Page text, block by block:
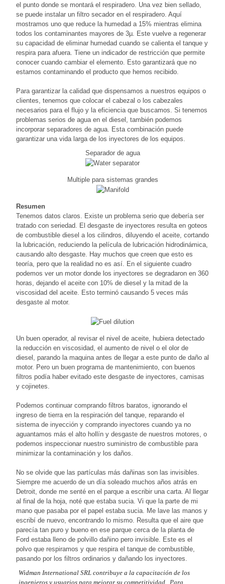
el punto donde se montará el respiradero. Una vez bien sellado,
se puede instalar un filtro secador en el respiradero. Aquí
mostramos uno que reduce la humedad a 15% mientras elimina
todos los contaminantes mayores de 3µ. Este vuelve a regenerar
su capacidad de eliminar humedad cuando se calienta el tanque y
respira para afuera. Tiene un indicador de restricción que permite
conocer cuando cambiar el elemento. Esto garantizará que no
estamos contaminando el producto que hemos recibido.
Para garantizar la calidad que dispensamos a nuestros equipos o
clientes, tenemos que colocar el cabezal o los cabezales
necesarios para el flujo y la eficiencia que buscamos. Si tenemos
problemas serios de agua en el diesel, también podemos
incorporar separadores de agua. Esta combinación puede
garantizar una vida larga de los inyectores de los equipos.
Separador de agua
Multiple para sistemas grandes
Resumen
Tenemos datos claros. Existe un problema serio que debería ser
tratado con seriedad. El desgaste de inyectores resulta en goteos
de combustible diesel a los cilindros, diluyendo el aceite, cortando
la lubricación, reduciendo la película de lubricación hidrodinámica,
causando alto desgaste. Hay muchos que creen que esto es
teoría, pero que la realidad no es así. En el siguiente cuadro
podemos ver un motor donde los inyectores se degradaron en 360
horas, dejando el aceite con 10% de diesel y la mitad de la
viscosidad del aceite. Esto terminó causando 5 veces más
desgaste al motor.
Un buen operador, al revisar el nivel de aceite, hubiera detectado
la reducción en viscosidad, el aumento de nivel o el olor de
diesel, parando la maquina antes de llegar a este punto de daño al
motor. Pero un buen programa de mantenimiento, con buenos
filtros podía haber evitado este desgaste de inyectores, camisas
y cojinetes.
Podemos continuar comprando filtros baratos, ignorando el
ingreso de tierra en la respiración del tanque, reparando el
sistema de inyección y comprando inyectores cuando ya no
aguantamos más el alto hollín y desgaste de nuestros motores, o
podemos inspeccionar nuestro suministro de combustible para
minimizar la contaminación y los daños.
No se olvide que las partículas más dañinas son las invisibles.
Siempre me acuerdo de un día soleado muchos años atrás en
Detroit, donde me senté en el parque a escribir una carta. Al llegar
al final de la hoja, noté que estaba sucia. Vi que la parte de mi
mano que pasaba por el papel estaba sucia. Me lave las manos y
escribí de nuevo, encontrando lo mismo. Resulta que el aire que
parecía tan puro y bueno en ese parque cerca de la planta de
Ford estaba lleno de polvillo dañino pero invisible. Este es el
polvo que respiramos y que respira el tanque de combustible,
pasando por los filtros ordinarios y dañando los inyectores.
Widman International SRL contribuye a la capacitación de los
ingenieros y usuarios para mejorar su competitividad. Para